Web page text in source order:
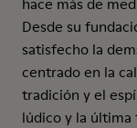
Desde su
satisfecho la
centrado en la
tradición y el
lúdico y la última